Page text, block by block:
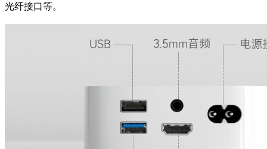
光纤接口等。